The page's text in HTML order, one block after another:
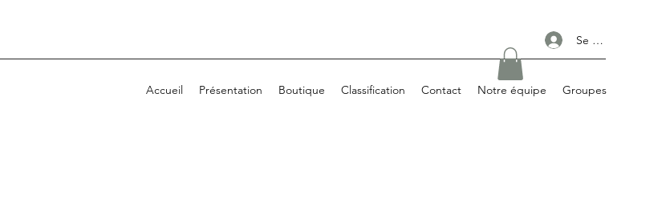
Se connecter
Accueil Présentation Boutique Classification Contact Notre équipe Groupes